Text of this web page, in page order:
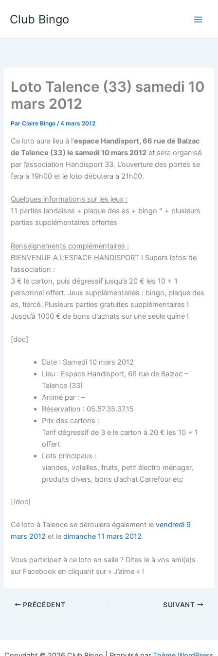
Club Bingo
Loto Talence (33) samedi 10
mars 2012
ParClaire Bingo/4 mars 2012
Ce loto aura lieu à l’espace Handisport, 66 rue de Balzac
de Talence (33) le samedi 10 mars 2012 et sera organisé
par l’association Handisport 33. L’ouverture des portes se
fera à 19h00 et le loto débutera à 21h00.
Quelques informations sur les jeux :
11 parties landaises + plaque des as + bingo ° + plusieurs
parties supplémentaires offertes
Renseignements complémentaires :
BIENVENUE A L’ESPACE HANDISPORT ! Supers lotos de
l’association :
3 € le carton, puis dégressif jusqu’à 20 € les 10 + 1
personnel offert. Jeux supplémentaires : bingo, plaque des
as, tiercé. Plusieurs parties gratuites supplémentaires !
Jusqu’à 1000 € de bons d’achats sur une seule quine !
[doc]
Date : Samedi 10 mars 2012
Lieu : Espace Handisport, 66 rue de Balzac –
Talence (33)
Animé par : –
Réservation : 05.57.35.37.15
Prix des cartons :
Tarif dégressif de 3 e le carton à 20 € les 10 + 1
offert
Lots principaux :
viandes, volailles, fruits, petit électro ménager,
produits divers, bons d’achat Carrefour etc
[/doc]
Ce loto à Talence se déroulera également levendredi 9
mars 2012 et ledimanche 11 mars 2012.
Vous participez à ce loto en salle ? Dites le à vos ami(e)s
sur Facebook en cliquant sur « J’aime » !
PRÉCÉDENT SUIVANT